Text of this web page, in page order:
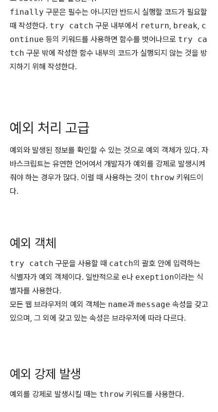
finally 구문은 필수는 아니지만 반드시 실행할 코드가 필요할
때 작성한다. try catch 구문 내부에서 return, break, c
ontinue 등의 키워드를 사용하면 함수를 벗어나므로 try ca
tch 구문 밖에 작성한 함수 내부의 코드가 실행되지 않는 것을 방
지하기 위해 작성한다.
예외 처리 고급
예외와 발생된 정보를 확인할 수 있는 것으로 예외 객체가 있다. 자
바스크립트는 유연한 언어여서 개발자가 예외를 강제로 발생시켜
줘야 하는 경우가 많다. 이럴 때 사용하는 것이 throw 키워드이
다.
예외 객체
try catch 구문을 사용할 때 catch의 괄호 안에 입력하는
식별자가 예외 객체이다. 일반적으로 e나 exeption이라는 식
별자를 사용한다.
모든 웹 브라우저의 예외 객체는 name과 message 속성을 갖고
있으며, 그 외에 갖고 있는 속성은 브라우저에 따라 다르다.
예외 강제 발생
예외를 강제로 발생시킬 때는 throw 키워드를 사용한다.